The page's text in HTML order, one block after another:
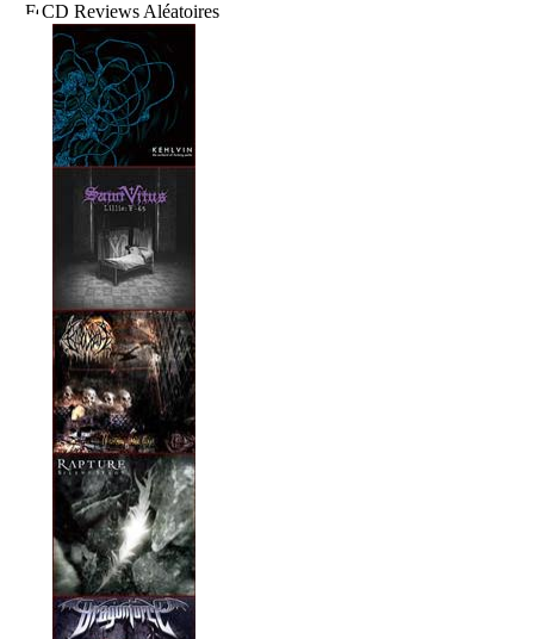
CD Reviews Aléatoires